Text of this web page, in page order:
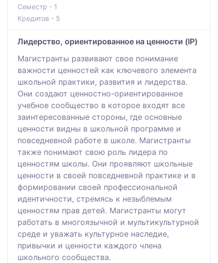
Семестр - 1
Кредитов - 5
Лидерство, ориентированное на ценности (IP)
Магистранты развивают свое понимание
важности ценностей как ключевого элемента
школьной практики, развития и лидерства.
Они создают ценностно-ориентированное
учебное сообщество в которое входят все
заинтересованные стороны, где основные
ценности видны в школьной программе и
повседневной работе в школе. Магистранты
также понимают свою роль лидера по
ценностям школы. Они проявляют школьные
ценности в своей повседневной практике и в
формировании своей профессиональной
идентичности, стремясь к незыблемым
ценностям прав детей. Магистранты могут
работать в многоязычной и мультикультурной
среде и уважать культурное наследие,
привычки и ценности каждого члена
школьного сообщества.